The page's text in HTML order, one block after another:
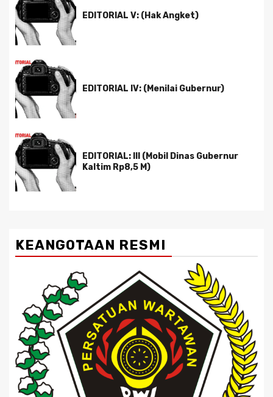
EDITORIAL V: (Hak Angket)
EDITORIAL IV: (Menilai Gubernur)
EDITORIAL: III (Mobil Dinas Gubernur
Kaltim Rp8,5 M)
KEANGOTAAN RESMI